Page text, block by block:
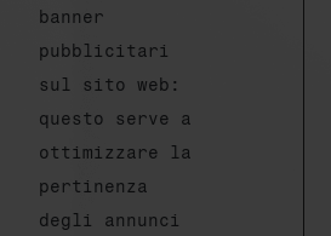
banner
pubblicitari
sul sito web:
questo serve a
ottimizzare la
pertinenza
degli annunci